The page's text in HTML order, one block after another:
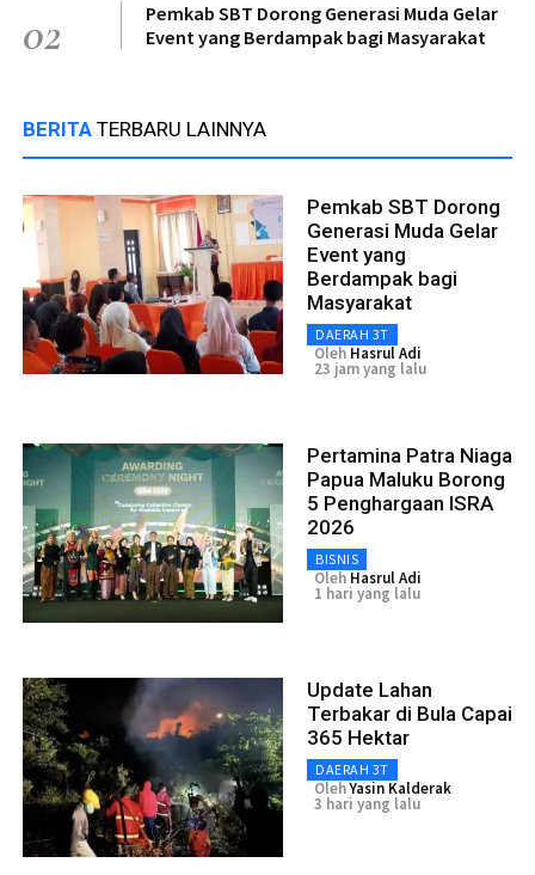
02
Pemkab SBT Dorong Generasi Muda Gelar
Event yang Berdampak bagi Masyarakat
BERITA TERBARU LAINNYA
Pemkab SBT Dorong
Generasi Muda Gelar
Event yang
Berdampak bagi
Masyarakat
DAERAH 3T
Oleh Hasrul Adi
23 jam yang lalu
Pertamina Patra Niaga
Papua Maluku Borong
5 Penghargaan ISRA
2026
BISNIS
Oleh Hasrul Adi
1 hari yang lalu
Update Lahan
Terbakar di Bula Capai
365 Hektar
DAERAH 3T
OlehYasin Kalderak
3 hari yang lalu